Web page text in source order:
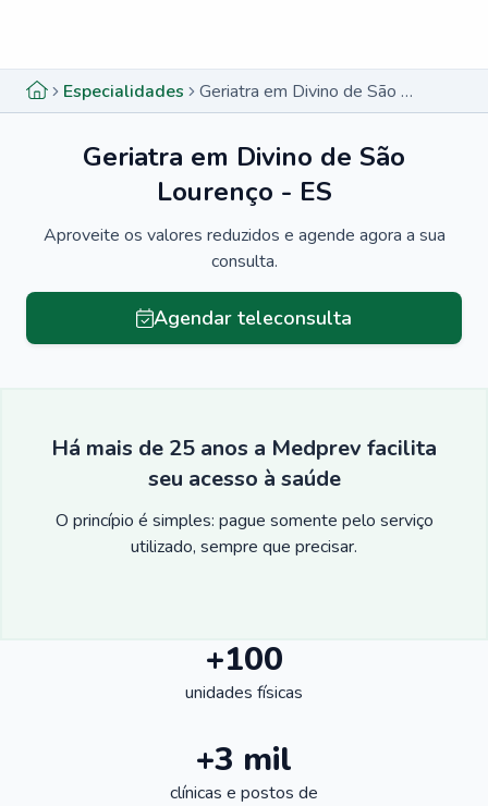
Especialidades Geriatra em Divino de São Lourenço - ES
Geriatra em Divino de São
Lourenço - ES
Aproveite os valores reduzidos e agende agora a sua
consulta.
Agendar teleconsulta
Há mais de 25 anos a Medprev facilita
seu acesso à saúde
O princípio é simples: pague somente pelo serviço
utilizado, sempre que precisar.
+100
unidades físicas
+3 mil
clínicas e postos de